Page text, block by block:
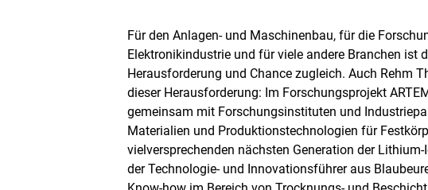
Für den Anlagen- und Maschinenbau, für die
Elektronikindustrie und für viele andere Branchen ist
Herausforderung und Chance zugleich. Auch Rehm
dieser Herausforderung: Im Forschungsprojekt
gemeinsam mit Forschungsinstituten und
Materialien und Produktionstechnologien für
vielversprechenden nächsten Generation der
der Technologie- und Innovationsführer aus